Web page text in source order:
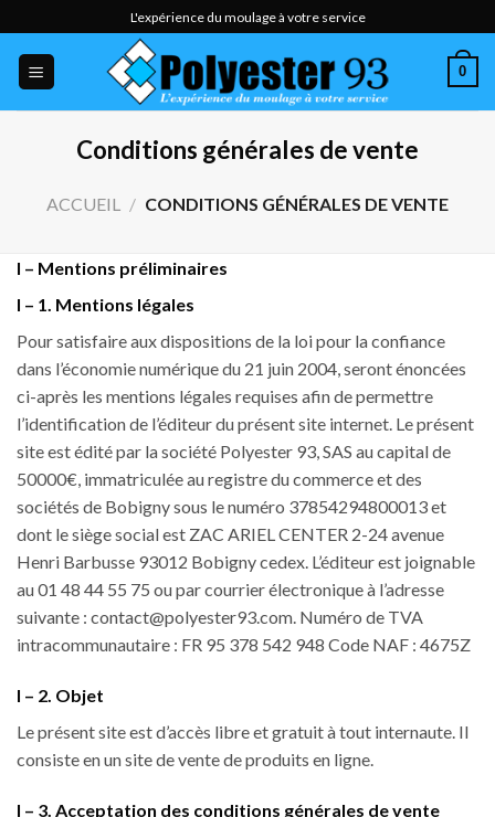
to
content
L'expérience du moulage à votre service
0
Conditions générales de vente
ACCUEIL / CONDITIONS GÉNÉRALES DE VENTE
I – Mentions préliminaires
I – 1. Mentions légales
Pour satisfaire aux dispositions de la loi pour la confiance
dans l’économie numérique du 21 juin 2004, seront énoncées
ci-après les mentions légales requises afin de permettre
l’identification de l’éditeur du présent site internet. Le présent
site est édité par la société Polyester 93, SAS au capital de
50000€, immatriculée au registre du commerce et des
sociétés de Bobigny sous le numéro 37854294800013 et
dont le siège social est ZAC ARIEL CENTER 2-24 avenue
Henri Barbusse 93012 Bobigny cedex. L’éditeur est joignable
au 01 48 44 55 75 ou par courrier électronique à l’adresse
suivante : contact@polyester93.com. Numéro de TVA
intracommunautaire : FR 95 378 542 948 Code NAF : 4675Z
I – 2. Objet
Le présent site est d’accès libre et gratuit à tout internaute. Il
consiste en un site de vente de produits en ligne.
I – 3. Acceptation des conditions générales de vente